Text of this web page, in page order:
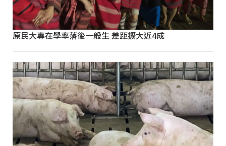
原民大專在學率落後一般生 差距擴大近4成